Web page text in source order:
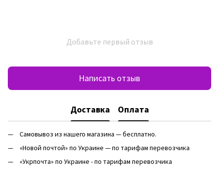
Добавьте первый отзыв
Написать отзыв
Доставка Оплата
Самовывоз из нашего магазина — бесплатно.
«Новой почтой» по Украине — по тарифам перевозчика
«Укрпочта» по Украине - по тарифам перевозчика